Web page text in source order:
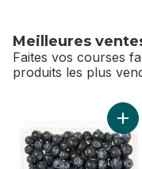
Meilleures
Faites vos courses
produits les plus
sauter Meilleures